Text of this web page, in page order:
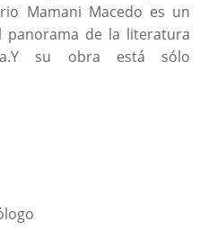
Mamani Macedo es un
de la literatura
su obra está sólo